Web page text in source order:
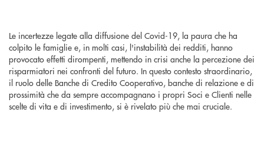
Le incertezze legate alla diffusione del Covid-19, la paura che ha
colpito le famiglie e, in molti casi, l'instabilità dei redditi, hanno
provocato effetti dirompenti, mettendo in crisi anche la percezione dei
risparmiatori nei confronti del futuro. In questo contesto straordinario,
il ruolo delle Banche di Credito Cooperativo, banche di relazione e di
prossimità che da sempre accompagnano i propri Soci e Clienti nelle
scelte di vita e di investimento, si è rivelato più che mai cruciale.